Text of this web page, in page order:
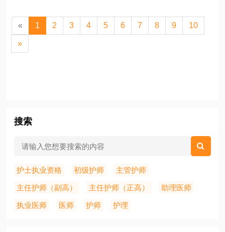
« 1 2 3 4 5 6 7 8 9 10
»
搜索
护士执业资格 初级护师 主管护师
主任护师（副高） 主任护师（正高） 助理医师
执业医师 医师 护师 护理